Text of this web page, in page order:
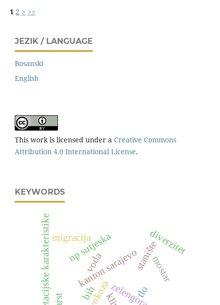
1 2 > >>
JEZIK / LANGUAGE
Bosanski
English
This work is licensed under a Creative Commons
Attribution 4.0 International License.
KEYWORDS
stanište
zelengora
np sutjeska
migracija
tlo
voda mostar
vegetacijske karakteristike diverzitet
kanton sarajevo
bih